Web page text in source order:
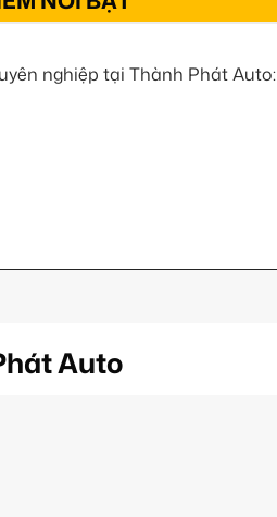
nghiệp tại Thành Phát Auto:
Auto